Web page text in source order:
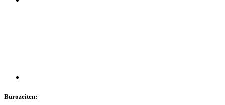
Bürozeiten: